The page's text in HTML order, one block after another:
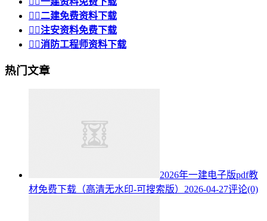
 二建免费资料下载
 注安资料免费下载
 消防工程师资料下载
热门文章
2026年一建电子版pdf教
材免费下载（高清无水印-可搜索版） 2026-04-27评论(0)